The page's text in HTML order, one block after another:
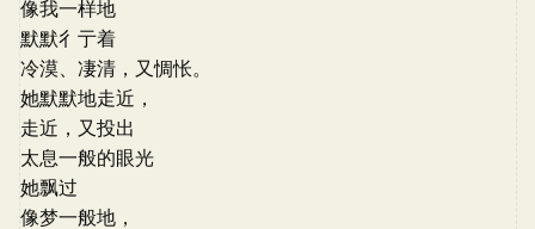
像我一样地
默默彳亍着
冷漠、凄清，又惆怅。
她默默地走近，
走近，又投出
太息一般的眼光
她飘过
像梦一般地，